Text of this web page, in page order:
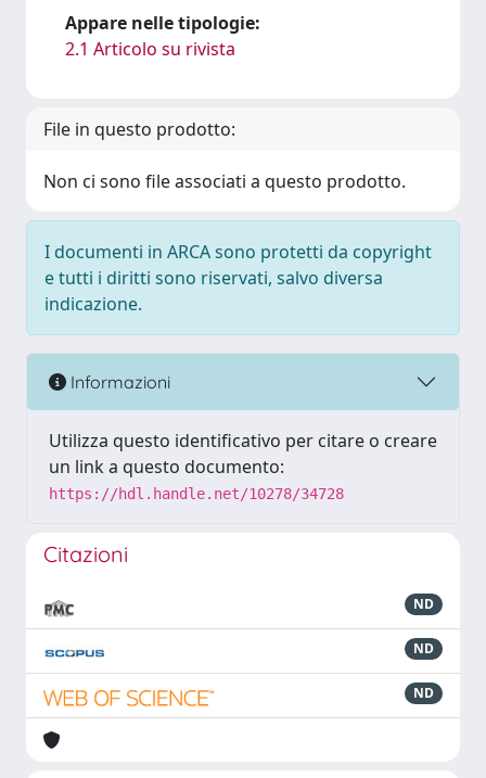
Appare nelle tipologie:
2.1 Articolo su rivista
File in questo prodotto:
Non ci sono file associati a questo prodotto.
I documenti in ARCA sono protetti da copyright
e tutti i diritti sono riservati, salvo diversa
indicazione.
Informazioni
Utilizza questo identificativo per citare o creare
un link a questo documento:
https://hdl.handle.net/10278/34728
Citazioni
ND
ND
ND